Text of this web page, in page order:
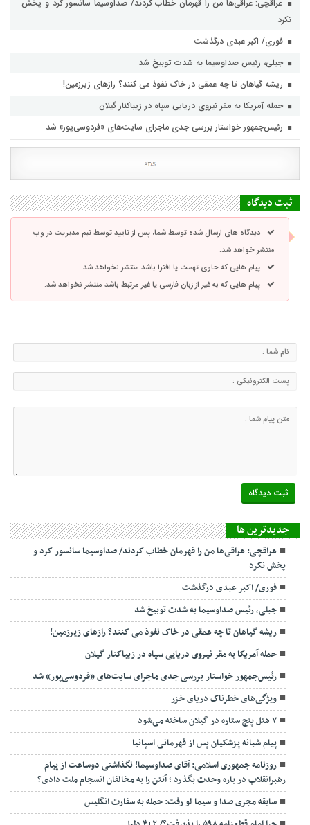
عراقچی: عراقی‌ها من را قهرمان خطاب کردند/ صداوسیما سانسور کرد و پخش
نکرد
فوری/ اکبر عبدی درگذشت
جبلی، رئیس صداوسیما به شدت توبیخ شد
ریشه گیاهان تا چه عمقی در خاک نفوذ می کنند؟ رازهای زیرزمین!
حمله آمریکا به مقر نیروی دریایی سپاه در زیباکنار گیلان
رئیس‌جمهور خواستار بررسی جدی ماجرای سایت‌های «فردوسی‌پور» شد
ثبت دیدگاه
دیدگاه های ارسال شده توسط شما، پس از تایید توسط تیم مدیریت در وب
منتشر خواهد شد.
پیام هایی که حاوی تهمت یا افترا باشد منتشر نخواهد شد.
پیام هایی که به غیر از زبان فارسی یا غیر مرتبط باشد منتشر نخواهد شد.
جديدترين ها
عراقچی: عراقی‌ها من را قهرمان خطاب کردند/ صداوسیما سانسور کرد و
پخش نکرد
فوری/ اکبر عبدی درگذشت
جبلی، رئیس صداوسیما به شدت توبیخ شد
ریشه گیاهان تا چه عمقی در خاک نفوذ می کنند؟ رازهای زیرزمین!
حمله آمریکا به مقر نیروی دریایی سپاه در زیباکنار گیلان
رئیس‌جمهور خواستار بررسی جدی ماجرای سایت‌های «فردوسی‌پور» شد
ویژگی‌های خطرناک دریای خزر
۷ هتل پنج ستاره در گیلان ساخته می‌شود
پیام شبانه پزشکیان پس از قهرمانی اسپانیا
روزنامه جمهوری اسلامی: آقای صداوسیما! نگذاشتی دوساعت از پیام
رهبرانقلاب در باره وحدت بگذرد ؛ آنتن را به مخالفان انسجام ملت دادی؟
سابقه مجری صدا و سیما لو رفت: حمله به سفارت انگلیس